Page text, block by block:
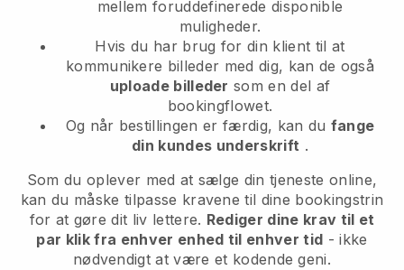
mellem foruddefinerede disponible
muligheder.
Hvis du har brug for din klient til at
kommunikere billeder med dig, kan de også
uploade billeder som en del af
bookingflowet.
Og når bestillingen er færdig, kan du fange
din kundes underskrift .
Som du oplever med at sælge din tjeneste online,
kan du måske tilpasse kravene til dine bookingstrin
for at gøre dit liv lettere. Rediger dine krav til et
par klik fra enhver enhed til enhver tid - ikke
nødvendigt at være et kodende geni.